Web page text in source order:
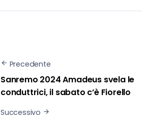
Precedente
Sanremo 2024 Amadeus svela le
conduttrici, il sabato c’è Fiorello
Successivo